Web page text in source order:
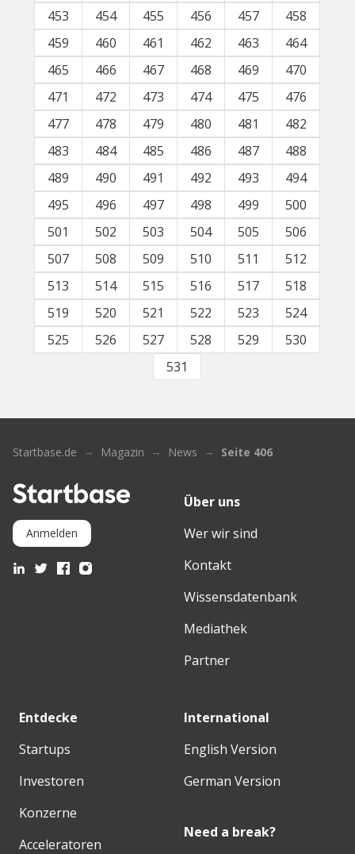
453 454 455 456 457
458
459
460 461 462 463
464
465
466 467 468 469
470
471
472 473 474 475
476
477
478 479 480 481
482
483
484 485 486 487
488
489
490 491 492 493
494
495
496 497 498 499
500
501
502 503 504 505
506
507
508 509 510 511
512
513
514 515 516 517
518
519
520 521 522 523
524
525
526 527 528 529
530
531
Startbase.de Magazin News Seite 406
Anmelden
Über uns
Wer wir sind
Kontakt
Wissensdatenbank
Mediathek
Partner
Entdecke
Startups
Investoren
Konzerne
Acceleratoren
International
English Version
German Version
Need a break?